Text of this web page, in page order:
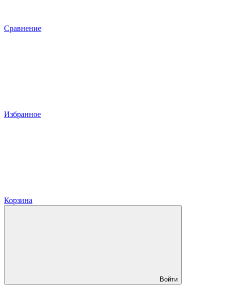
Сравнение
Избранное
Корзина
Войти